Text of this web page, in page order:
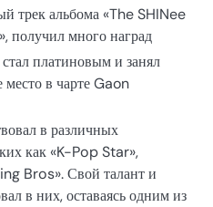
трек альбома «The SHINee
получил много наград
платиновым и занял
место в чарте Gaon
в различных
как «K-Pop Star»,
Bros». Свой талант и
в них, оставаясь одним из